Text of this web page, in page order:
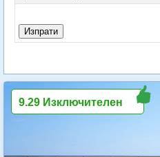
9.29 Изключителен